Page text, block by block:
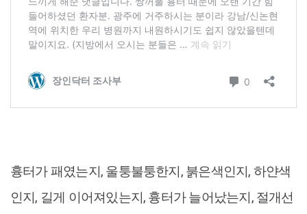
흉터가 패였는지, 울퉁불퉁한지, 붉은색인지, 하얀색
인지, 길게 이어져있는지, 흉터가 늘어났는지, 절개선